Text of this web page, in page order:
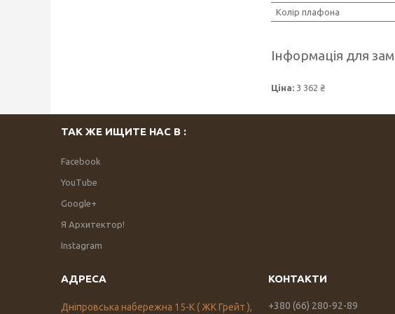
Колір плафона
Інформація для
Ціна: 3 362 ₴
ТАК ЖЕ ИЩИТЕ НАС В :
Facebook
YouTube
Google+
Я Архитектор!
Instagram
Дніпровська набережна 15-К ( ЖК Грейт ), +380 (66) 280-92-89